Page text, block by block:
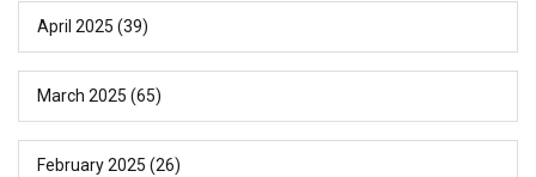
April 2025 (39)
March 2025 (65)
February 2025 (26)